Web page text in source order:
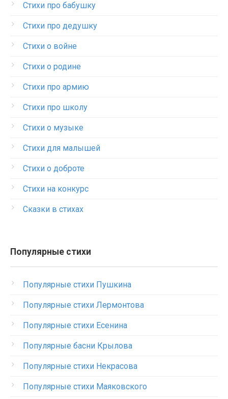
Стихи про бабушку
Стихи про дедушку
Стихи о войне
Стихи о родине
Стихи про армию
Стихи про школу
Стихи о музыке
Стихи для малышей
Стихи о доброте
Стихи на конкурс
Сказки в стихах
Популярные стихи
Популярные стихи Пушкина
Популярные стихи Лермонтова
Популярные стихи Есенина
Популярные басни Крылова
Популярные стихи Некрасова
Популярные стихи Маяковского